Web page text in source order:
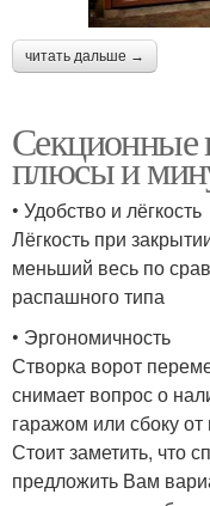
читать дальше →
Секционные
плюсы и
• Удобство и лёгкость
Лёгкость при
меньший весь по
распашного типа
• Эргономичность
Створка ворот
снимает вопрос о
гаражом или сбоку
Стоит заметить, что
предложить Вам